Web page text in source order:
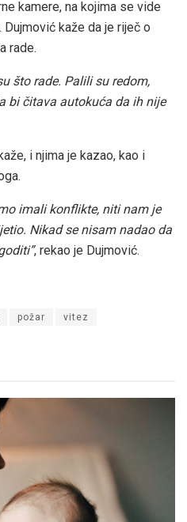
kamere, na kojima se vide
kaže da je riječ o
rade.
što rade. Palili su redom,
bi čitava autokuća da ih nije
i njima je kazao, kao i
imali konflikte, niti nam je
Nikad se nisam nadao da
, rekao je Dujmović.
požar vitez